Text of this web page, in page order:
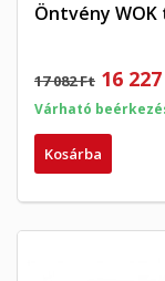
Öntvény WOK
17 082 Ft 16
Várható
Kosárba
My
Kívánságlista
Be kell
mentéséhez.